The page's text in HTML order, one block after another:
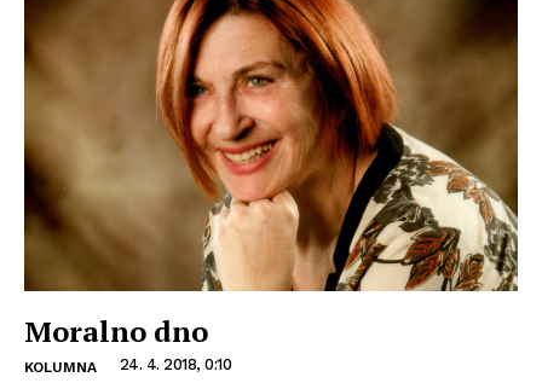
Moralno dno
KOLUMNA 24. 4. 2018, 0:10